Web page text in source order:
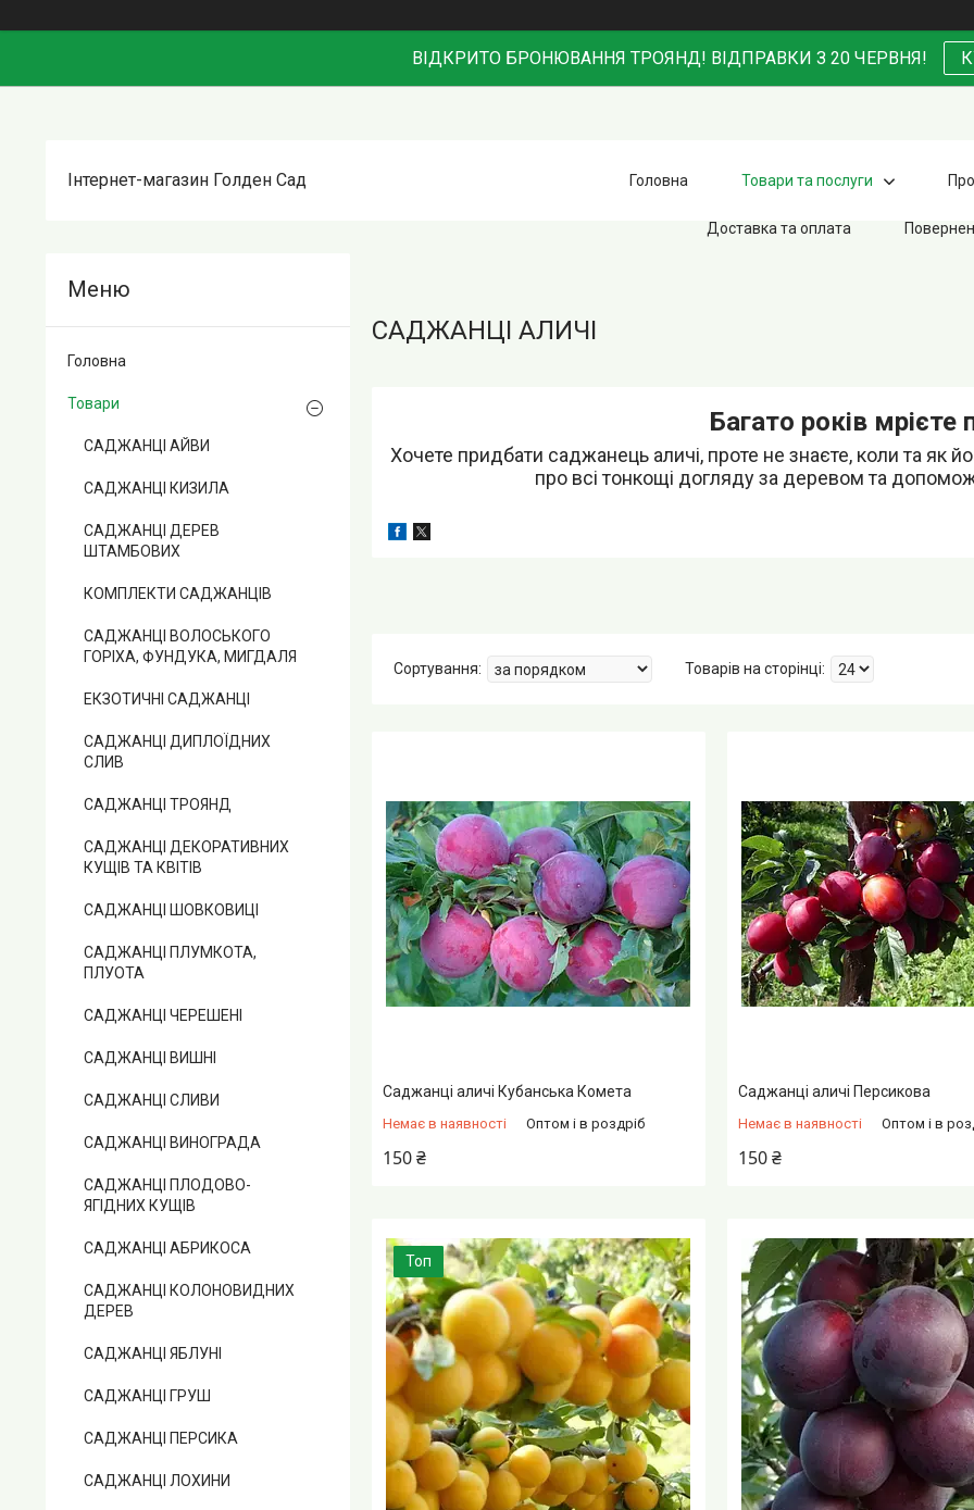
ВІДКРИТО БРОНЮВАННЯ ТРОЯНД! ВІДПРАВКИ З 20 ЧЕРВНЯ!
Інтернет-магазин Голден Сад Головна Товари та послуги
Доставка та оплата
САДЖАНЦІ АЛИЧІ
Багато років мрієте
Хочете придбати саджанець аличі, проте не знаєте, коли та як
про всі тонкощі догляду за деревом та
Саджанці аличі Кубанська Комета
Немає в наявності Оптом і в роздріб
150 ₴
Саджанці аличі Персикова
Немає в наявності Оптом і в
150 ₴
Топ
Головна
Товари
САДЖАНЦІ АЙВИ
САДЖАНЦІ КИЗИЛА
САДЖАНЦІ ДЕРЕВ
ШТАМБОВИХ
КОМПЛЕКТИ САДЖАНЦІВ
САДЖАНЦІ ВОЛОСЬКОГО
ГОРІХА, ФУНДУКА, МИГДАЛЯ
ЕКЗОТИЧНІ САДЖАНЦІ
САДЖАНЦІ ДИПЛОЇДНИХ
СЛИВ
САДЖАНЦІ ТРОЯНД
САДЖАНЦІ ДЕКОРАТИВНИХ
КУЩІВ ТА КВІТІВ
САДЖАНЦІ ШОВКОВИЦІ
САДЖАНЦІ ПЛУМКОТА,
ПЛУОТА
САДЖАНЦІ ЧЕРЕШЕНІ
САДЖАНЦІ ВИШНІ
САДЖАНЦІ СЛИВИ
САДЖАНЦІ ВИНОГРАДА
САДЖАНЦІ ПЛОДОВО-
ЯГІДНИХ КУЩІВ
САДЖАНЦІ АБРИКОСА
САДЖАНЦІ КОЛОНОВИДНИХ
ДЕРЕВ
САДЖАНЦІ ЯБЛУНІ
САДЖАНЦІ ГРУШ
САДЖАНЦІ ПЕРСИКА
САДЖАНЦІ ЛОХИНИ